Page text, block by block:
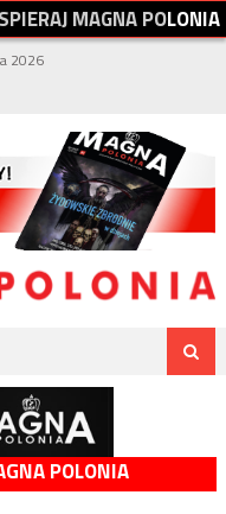
SPIERAJMAGNAPOLONIA
2026
POLONIA